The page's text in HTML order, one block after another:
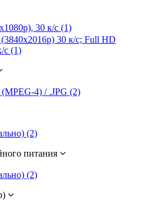
30 к/с (1)
30 к/с; Full HD
с (1)
4) / .JPG (2)
(2)
питания
(2)